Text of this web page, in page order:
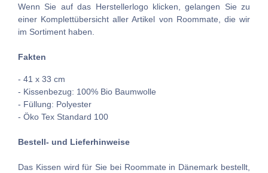
Wenn Sie auf das Herstellerlogo klicken, gelangen Sie zu
einer Komplettübersicht aller Artikel von Roommate, die wir
im Sortiment haben.
Fakten
- 41 x 33 cm
- Kissenbezug: 100% Bio Baumwolle
- Füllung: Polyester
- Öko Tex Standard 100
Bestell- und Lieferhinweise
Das Kissen wird für Sie bei Roommate in Dänemark bestellt,